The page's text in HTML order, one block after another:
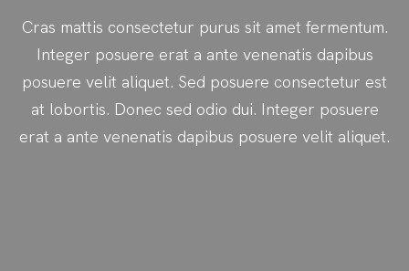
Cras mattis consectetur purus sit amet fermentum.
Integer posuere erat a ante venenatis dapibus
posuere velit aliquet. Sed posuere consectetur est
at lobortis. Donec sed odio dui. Integer posuere
erat a ante venenatis dapibus posuere velit aliquet.